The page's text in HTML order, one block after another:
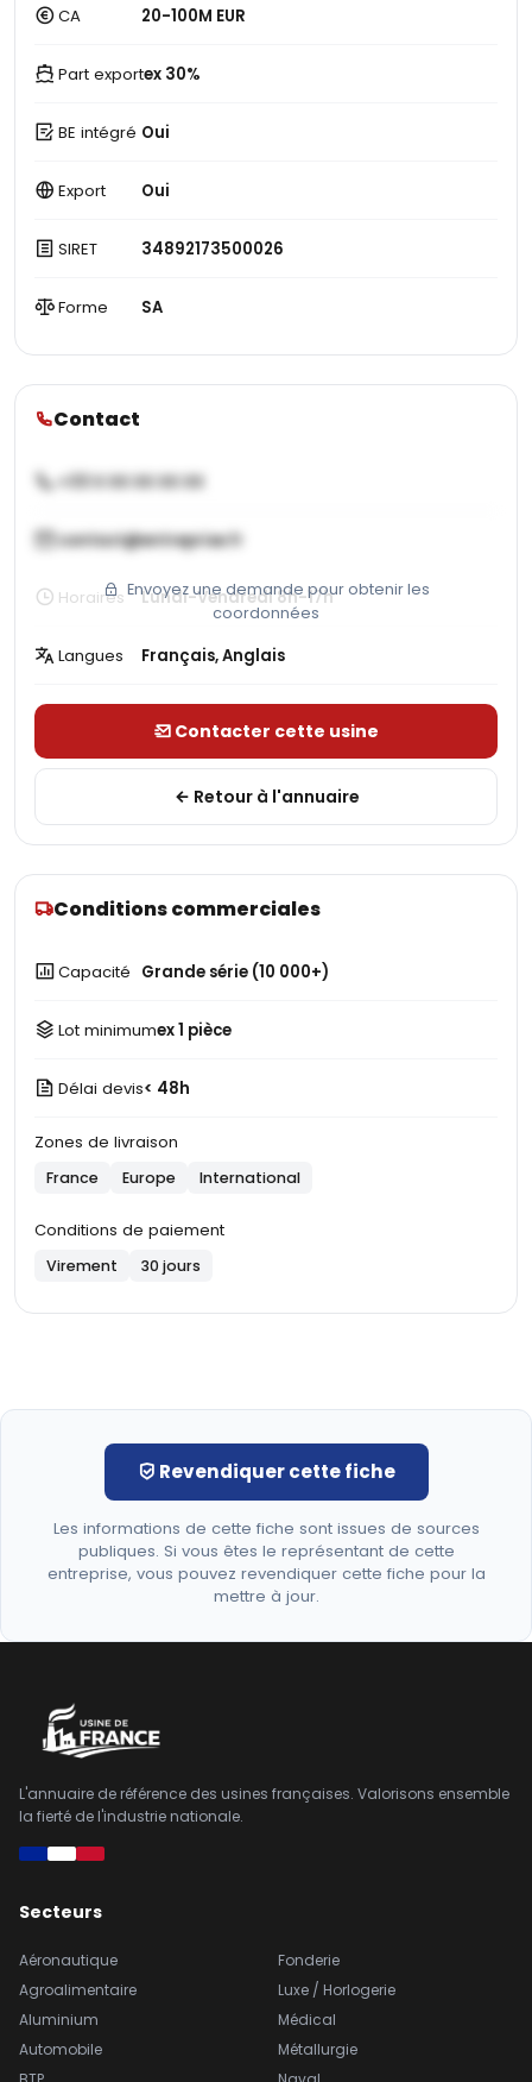
CA 20-100M EUR
Part exportex 30%
BE intégré Oui
Export Oui
SIRET 34892173500026
Forme SA
Contact
+33 X XX XX XX XX
contact@entreprise.fr
Envoyez une demande pour obtenir les
coordonnées
Horaires Lundi-Vendredi 8h-17h
Langues Français, Anglais
Contacter cette usine
Retour à l'annuaire
Conditions commerciales
Capacité Grande série (10 000+)
Lot minimumex 1 pièce
Délai devis< 48h
Zones de livraison
France Europe International
Conditions de paiement
Virement 30 jours
Revendiquer cette fiche
Les informations de cette fiche sont issues de sources
publiques. Si vous êtes le représentant de cette
entreprise, vous pouvez revendiquer cette fiche pour la
mettre à jour.
L'annuaire de référence des usines françaises. Valorisons ensemble
la fierté de l'industrie nationale.
Secteurs
Aéronautique
Agroalimentaire
Aluminium
Automobile
Fonderie
Luxe / Horlogerie
Médical
Métallurgie